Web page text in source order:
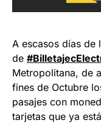
A escasos días de
de
Metropolitana, de
fines de Octubre
pasajes con
tarjetas que ya